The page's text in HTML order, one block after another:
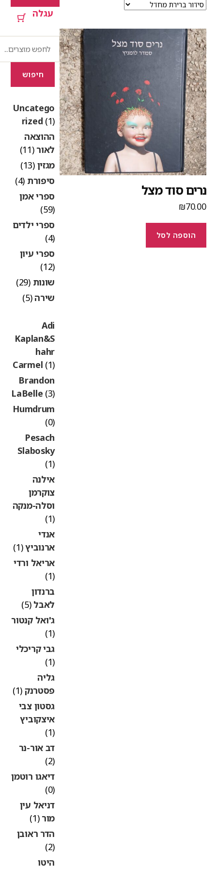
סוד מצל
₪
הוספה לסל
עגלה
חיפוש
חיפוש
Uncatego
rized (1)
ההוצאה
לאור(11)
מגזין(13)
סיפורת(4)
ספרי אמן
ספרי ילדים
ספרי עיון
שונות(29)
שירה(5)
Kaplan&S
hahr
Carmel
Brandon
LaBelle
Humdrum
Pesach
Slabosky
אילנה
צוקרמן
וסלה-מנקה
אנדי
ארנוביץ(1)
אריאל ורדי
ברנדון
לאבל(5)
ג'ואל קנטור
גבי קריכלי
גליה
פסטרנק(1)
גסטון צבי
איצקוביץ
דב אור-נר
דיאגו רוטמן
דניאל עין
מור(1)
הדר ראובן
היטו